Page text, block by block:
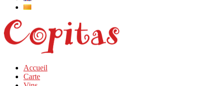
Accueil
Carte